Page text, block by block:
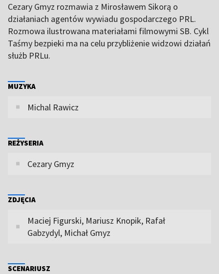
Cezary Gmyz rozmawia z Mirosławem Sikorą o
działaniach agentów wywiadu gospodarczego PRL.
Rozmowa ilustrowana materiałami filmowymi SB. Cykl
Taśmy bezpieki ma na celu przybliżenie widzowi działań
służb PRLu.
MUZYKA
Michal Rawicz
REŻYSERIA
Cezary Gmyz
ZDJĘCIA
Maciej Figurski, Mariusz Knopik, Rafał
Gabzydyl, Michał Gmyz
SCENARIUSZ